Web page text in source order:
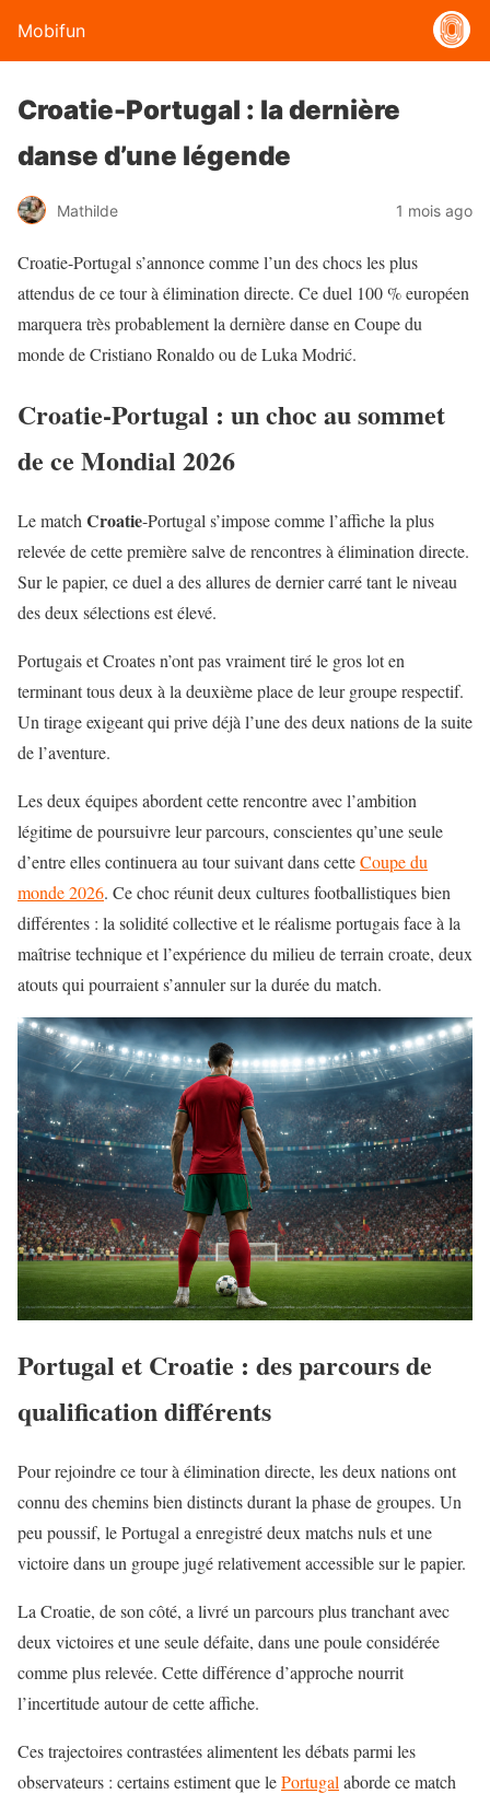
Mobifun
Croatie-Portugal : la dernière
danse d’une légende
Mathilde 1 mois ago
Croatie-Portugal s’annonce comme l’un des chocs les plus
attendus de ce tour à élimination directe. Ce duel 100 % européen
marquera très probablement la dernière danse en Coupe du
monde de Cristiano Ronaldo ou de Luka Modrić.
Croatie-Portugal : un choc au sommet
de ce Mondial 2026
Le match Croatie-Portugal s’impose comme l’affiche la plus
relevée de cette première salve de rencontres à élimination directe.
Sur le papier, ce duel a des allures de dernier carré tant le niveau
des deux sélections est élevé.
Portugais et Croates n’ont pas vraiment tiré le gros lot en
terminant tous deux à la deuxième place de leur groupe respectif.
Un tirage exigeant qui prive déjà l’une des deux nations de la suite
de l’aventure.
Les deux équipes abordent cette rencontre avec l’ambition
légitime de poursuivre leur parcours, conscientes qu’une seule
d’entre elles continuera au tour suivant dans cetteCoupe du
monde 2026. Ce choc réunit deux cultures footballistiques bien
différentes : la solidité collective et le réalisme portugais face à la
maîtrise technique et l’expérience du milieu de terrain croate, deux
atouts qui pourraient s’annuler sur la durée du match.
Portugal et Croatie : des parcours de
qualification différents
Pour rejoindre ce tour à élimination directe, les deux nations ont
connu des chemins bien distincts durant la phase de groupes. Un
peu poussif, le Portugal a enregistré deux matchs nuls et une
victoire dans un groupe jugé relativement accessible sur le papier.
La Croatie, de son côté, a livré un parcours plus tranchant avec
deux victoires et une seule défaite, dans une poule considérée
comme plus relevée. Cette différence d’approche nourrit
l’incertitude autour de cette affiche.
Ces trajectoires contrastées alimentent les débats parmi les
observateurs : certains estiment que lePortugal aborde ce match